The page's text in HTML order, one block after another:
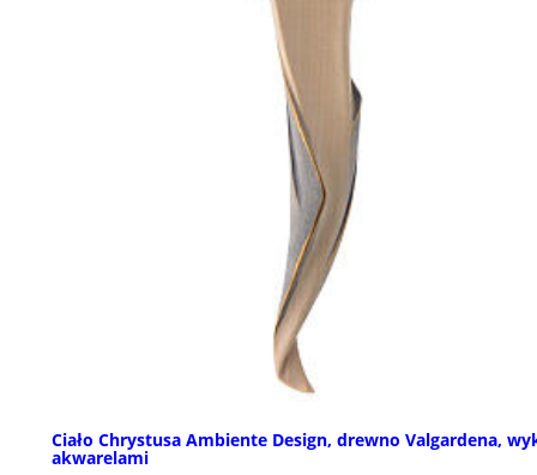
Ciało Chrystusa Ambiente Design, drewno Valgardena,
akwarelami